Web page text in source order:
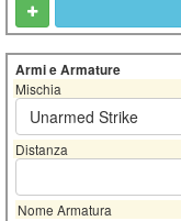
Armi e Armature
Mischia
Unarmed Strike
Distanza
Nome Armatura